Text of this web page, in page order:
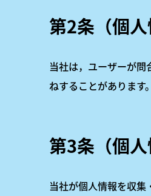
第2条（個人
当社は，ユーザーが
ねすることがあります。
第3条（個人
当社が個人情報を収集